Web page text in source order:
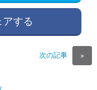
する
次の記事 »